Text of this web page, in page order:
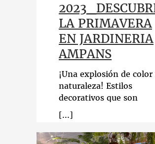
LA PRIMAVERA
EN JARDINERIA
AMPANS
¡Una explosión de color
naturaleza! Estilos
decorativos que son
tendencia y mucho,
más... ¡Ven a descubrirlo!